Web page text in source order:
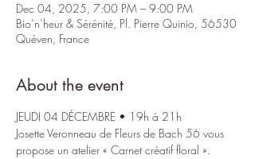
Dec 04, 2025, 7:00 PM – 9:00 PM
Bio’n’heur & Sérénité, Pl. Pierre Quinio, 56530
Quéven, France
About the event
JEUDI 04 DÉCEMBRE • 19h à 21h
Josette Veronneau de Fleurs de Bach 56 vous
propose un atelier « Carnet créatif floral ».